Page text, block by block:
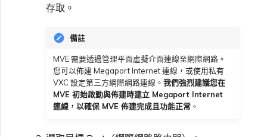
存取。
備註
MVE 需要透過管理平面虛擬介面連線至網際網路。
您可以佈建 Megaport Internet 連線，或使用私有
VXC 設定第三方網際網路連線。 我們強烈建議您在
MVE 初始啟動與佈建時建立 Megaport Internet
連線，以確保 MVE 佈建完成且功能正常 。